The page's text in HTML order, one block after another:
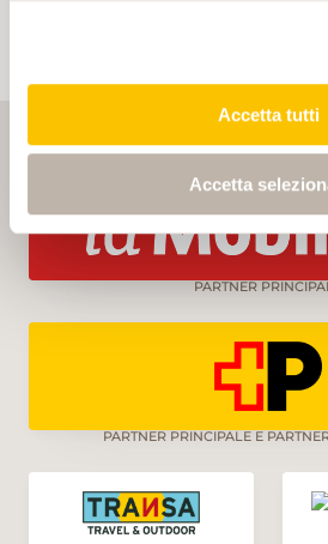
Accetta tutti
Accetta
PARTNER
PARTNER PRINCIPALE E